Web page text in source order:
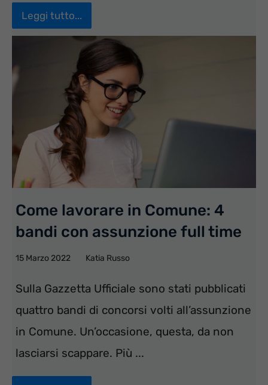
Leggi tutto...
Come lavorare in Comune: 4
bandi con assunzione full time
15 Marzo 2022 Katia Russo
Sulla Gazzetta Ufficiale sono stati pubblicati
quattro bandi di concorsi volti all’assunzione
in Comune. Un’occasione, questa, da non
lasciarsi scappare. Più ...